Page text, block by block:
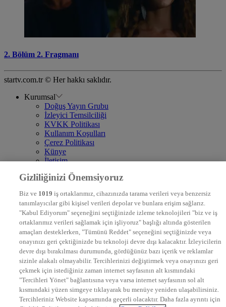
2. Bölüm 2. Fragmanı
startv.com.tr © Her hakkı saklıdır.
Kurumsal
Doğuş Yayın Grubu
İzleyici Temsilciliği
KVKK Politikası
Kullanım Koşulları
Çerez Politikası
Künye
İletişim
DYG Televizyonlar
STAR
EURO STAR
KRAL POP TV
DYG Radyolar
NTV RADYO
KRAL FM
KRAL POP
EKSEN
VOYAGE
DYG Dijital
ntv.com.tr
ntvspor.net
Gizliliğinizi Önemsiyoruz
Biz ve 1019 iş ortaklarımız, cihazınızda tarama verileri veya benzersiz
tanımlayıcılar gibi kişisel verileri depolar ve bunlara erişim sağlarız.
"Kabul Ediyorum" seçeneğini seçtiğinizde izleme teknolojileri "biz ve iş
ortaklarımız verileri sağlamak için işliyoruz" başlığı altında gösterilen
amaçları desteklerken, "Tümünü Reddet" seçeneğini seçtiğinizde veya
onayınızı geri çektiğinizde bu teknoloji devre dışı kalacaktır. İzleyicilerin
devre dışı bırakılması durumunda, gördüğünüz bazı içerik ve reklamlar
sizinle alakalı olmayabilir. Tercihlerinizi değiştirmek veya onayınızı geri
çekmek için istediğiniz zaman internet sayfasının alt kısmındaki
"Tercihleri Yönet" bağlantısına veya varsa internet sayfasının sol alt
kısmındaki yüzen simgeye tıklayarak bu menüye yeniden ulaşabilirsiniz.
Tercihleriniz Website kapsamında geçerli olacaktır. Daha fazla ayrıntı için